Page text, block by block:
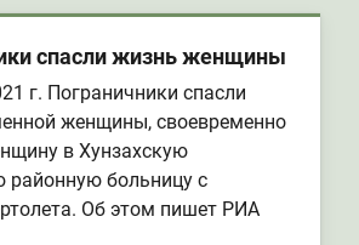
спасли жизнь женщины
г. Пограничники спасли
женщины, своевременно
в Хунзахскую
районную больницу с
Об этом пишет РИА